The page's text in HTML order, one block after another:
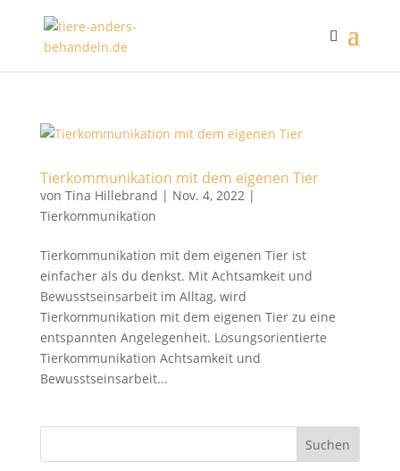
Tierkommunikation mit dem eigenen Tier
von Tina Hillebrand | Nov. 4, 2022|
Tierkommunikation
Tierkommunikation mit dem eigenen Tier ist
einfacher als du denkst. Mit Achtsamkeit und
Bewusstseinsarbeit im Alltag, wird
Tierkommunikation mit dem eigenen Tier zu eine
entspannten Angelegenheit. Lösungsorientierte
Tierkommunikation Achtsamkeit und
Bewusstseinsarbeit...